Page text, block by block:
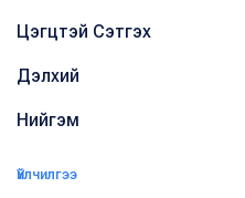
Цэгцтэй Сэтгэх
Дэлхий
Нийгэм
Үйлчилгээ